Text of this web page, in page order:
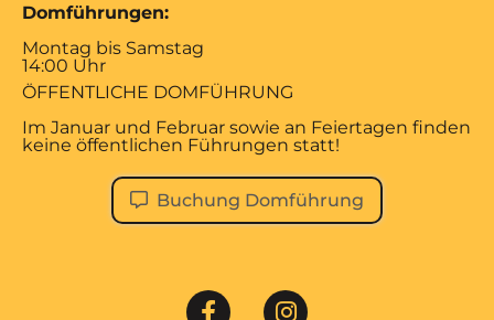
Domführungen:
Montag bis Samstag
14:00 Uhr
ÖFFENTLICHE DOMFÜHRUNG
Im Januar und Februar sowie an Feiertagen finden
keine öffentlichen Führungen statt!
Buchung Domführung